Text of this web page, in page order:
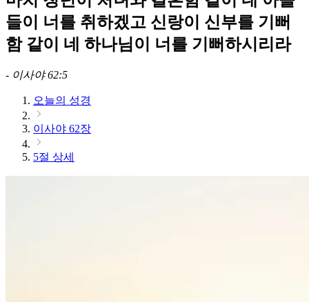
들이 너를 취하겠고 신랑이 신부를 기뻐
함 같이 네 하나님이 너를 기뻐하시리라
- 이사야 62:5
오늘의 성경
이사야 62장
5절 상세